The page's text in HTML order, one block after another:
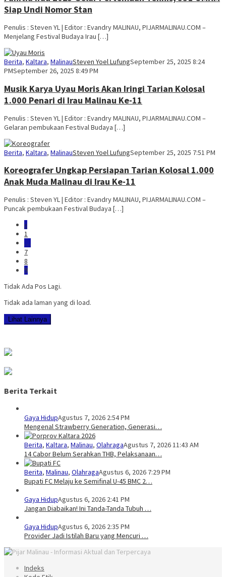
Siap Undi Nomor Stan
Penulis : Steven YL | Editor : Evandry MALINAU, PIJARMALINAU.COM –
Menjelang Festival Budaya Irau […]
Berita, Kaltara, MalinauSteven Yoel LufungSeptember 25, 2025 8:24
PMSeptember 26, 2025 8:49 PM
Musik Karya Uyau Moris Akan Iringi Tarian Kolosal
1.000 Penari di Irau Malinau Ke-11
Penulis : Steven YL | Editor : Evandry MALINAU, PIJARMALINAU.COM –
Gelaran pembukaan Festival Budaya […]
Berita, Kaltara, MalinauSteven Yoel LufungSeptember 25, 2025 7:51 PM
Koreografer Ungkap Persiapan Tarian Kolosal 1.000
Anak Muda Malinau di Irau Ke-11
Penulis : Steven YL | Editor : Evandry MALINAU, PIJARMALINAU.COM –
Puncak pembukaan Festival Budaya […]
«
1
…
7
8
9
Tidak Ada Pos Lagi.
Tidak ada laman yang di load.
Lihat Lainnya
Berita Terkait
Gaya HidupAgustus 7, 2026 2:54 PM
Mengenal Strawberry Generation, Generasi…
Berita, Kaltara, Malinau, OlahragaAgustus 7, 2026 11:43 AM
14 Cabor Belum Serahkan THB, Pelaksanaan…
Berita, Malinau, OlahragaAgustus 6, 2026 7:29 PM
Bupati FC Melaju ke Semifinal U-45 BMC 2…
Gaya HidupAgustus 6, 2026 2:41 PM
Jangan Diabaikan! Ini Tanda-Tanda Tubuh …
Gaya HidupAgustus 6, 2026 2:35 PM
Provider Jadi Istilah Baru yang Mencuri …
Indeks